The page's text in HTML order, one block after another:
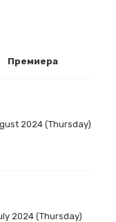
Премиера
2024 (Thursday)
2024 (Thursday)